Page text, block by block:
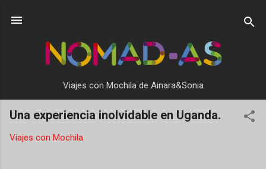
Viajes con Mochila de Ainara&Sonia
Una experiencia inolvidable en Uganda.
Viajes con Mochila